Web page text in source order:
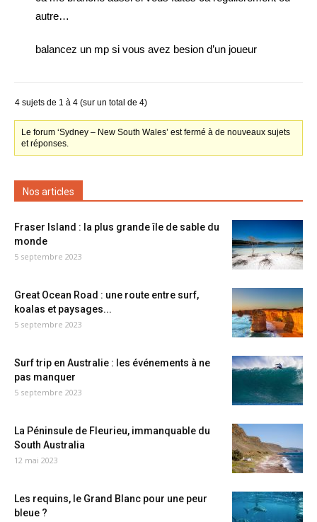
autre…
balancez un mp si vous avez besion d’un joueur
4 sujets de 1 à 4 (sur un total de 4)
Le forum ‘Sydney – New South Wales’ est fermé à de nouveaux sujets
et réponses.
Nos articles
Fraser Island : la plus grande île de sable du
monde
5 septembre 2023
Great Ocean Road : une route entre surf,
koalas et paysages...
5 septembre 2023
Surf trip en Australie : les événements à ne
pas manquer
5 septembre 2023
La Péninsule de Fleurieu, immanquable du
South Australia
12 mai 2023
Les requins, le Grand Blanc pour une peur
bleue ?